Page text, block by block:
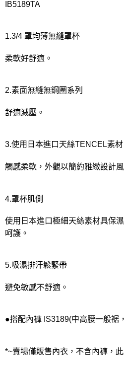
IB5189TA
1.3/4 罩均薄無縫罩杯
柔軟好舒適。
2.素面無縫無鋼圈系列
舒適減壓。
3.使用日本進口天絲TENCEL素材
觸感柔軟，外觀以簡約雅緻設計
4.罩杯肌側
使用日本進口極細天絲素材具保
呵護。
5.吸濕排汗鬆緊帶
避免敏感不舒適。
●搭配內褲 IS3189(中高腰一般裾
*~賣場僅販售內衣，不含內褲，